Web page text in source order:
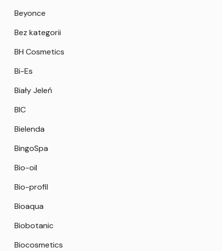
Beyonce
Bez kategorii
BH Cosmetics
Bi-Es
Biały Jeleń
BIC
Bielenda
BingoSpa
Bio-oil
Bio-profil
Bioaqua
Biobotanic
Biocosmetics